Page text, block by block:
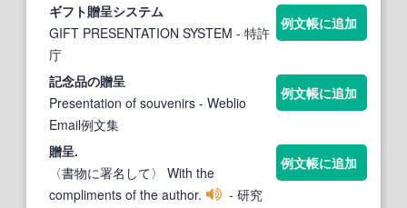
ギフト贈呈システム
GIFT PRESENTATION SYSTEM - 特許
庁
例文帳に追加
記念品の贈呈
Presentation of souvenirs - Weblio
Email例文集
例文帳に追加
贈呈.
〈書物に署名して〉 With the
compliments of the author.
- 研究
例文帳に追加